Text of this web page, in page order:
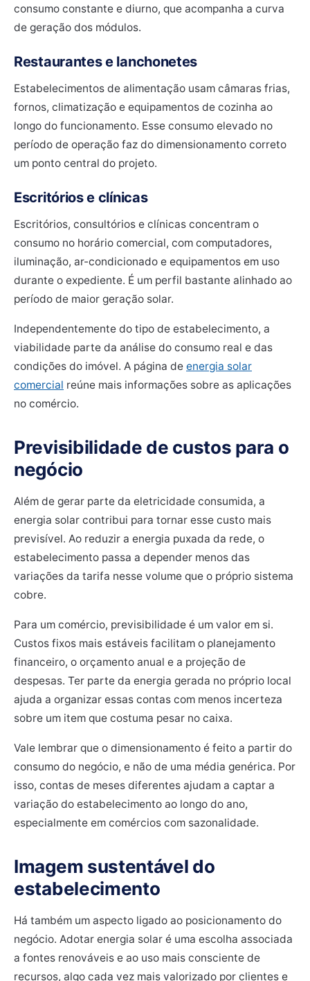
consumo constante e diurno, que acompanha a curva
de geração dos módulos.
Restaurantes e lanchonetes
Estabelecimentos de alimentação usam câmaras frias,
fornos, climatização e equipamentos de cozinha ao
longo do funcionamento. Esse consumo elevado no
período de operação faz do dimensionamento correto
um ponto central do projeto.
Escritórios e clínicas
Escritórios, consultórios e clínicas concentram o
consumo no horário comercial, com computadores,
iluminação, ar-condicionado e equipamentos em uso
durante o expediente. É um perfil bastante alinhado ao
período de maior geração solar.
Independentemente do tipo de estabelecimento, a
viabilidade parte da análise do consumo real e das
condições do imóvel. A página de energia solar
comercial reúne mais informações sobre as aplicações
no comércio.
Previsibilidade de custos para o
negócio
Além de gerar parte da eletricidade consumida, a
energia solar contribui para tornar esse custo mais
previsível. Ao reduzir a energia puxada da rede, o
estabelecimento passa a depender menos das
variações da tarifa nesse volume que o próprio sistema
cobre.
Para um comércio, previsibilidade é um valor em si.
Custos fixos mais estáveis facilitam o planejamento
financeiro, o orçamento anual e a projeção de
despesas. Ter parte da energia gerada no próprio local
ajuda a organizar essas contas com menos incerteza
sobre um item que costuma pesar no caixa.
Vale lembrar que o dimensionamento é feito a partir do
consumo do negócio, e não de uma média genérica. Por
isso, contas de meses diferentes ajudam a captar a
variação do estabelecimento ao longo do ano,
especialmente em comércios com sazonalidade.
Imagem sustentável do
estabelecimento
Há também um aspecto ligado ao posicionamento do
negócio. Adotar energia solar é uma escolha associada
a fontes renováveis e ao uso mais consciente de
recursos, algo cada vez mais valorizado por clientes e